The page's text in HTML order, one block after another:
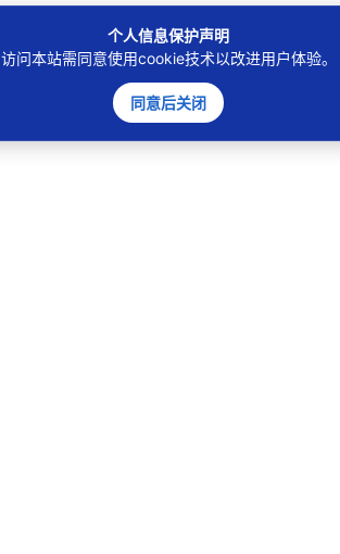
个人信息保护声明
访问本站需同意使用cookie技术以改进用户体验。
同意后关闭